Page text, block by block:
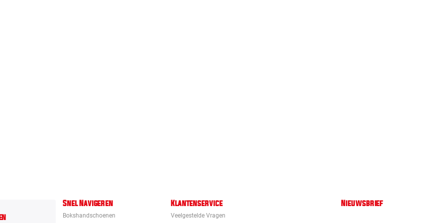
Snel Navigeren
Bokshandschoenen
Klantenservice
Veelgestelde Vragen
Nieuwsbrief